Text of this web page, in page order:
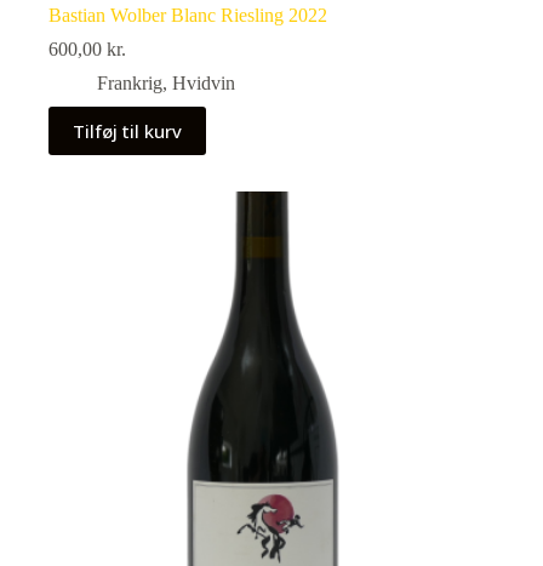
Bastian Wolber Blanc Riesling 2022
600,00 kr.
Frankrig, Hvidvin
Tilføj til kurv